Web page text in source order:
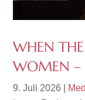
WHEN
WOMEN –
9. Juli 2026